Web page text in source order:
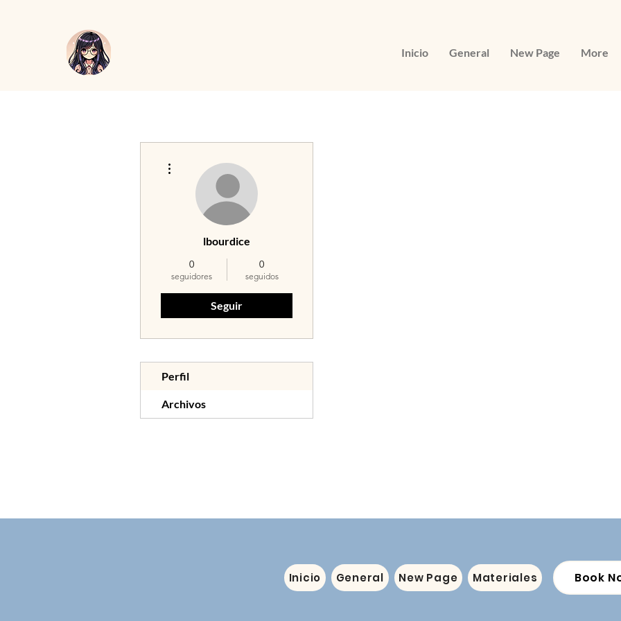
Inicio General New Page More
lbourdice
0
seguidores
0
seguidos
Seguir
Perfil
Archivos
Inicio General New Page Materiales Book